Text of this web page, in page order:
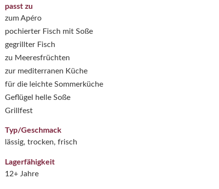
passt zu
zum Apéro
pochierter Fisch mit Soße
gegrillter Fisch
zu Meeresfrüchten
zur mediterranen Küche
für die leichte Sommerküche
Geflügel helle Soße
Grillfest
Typ/Geschmack
lässig, trocken, frisch
Lagerfähigkeit
12+ Jahre